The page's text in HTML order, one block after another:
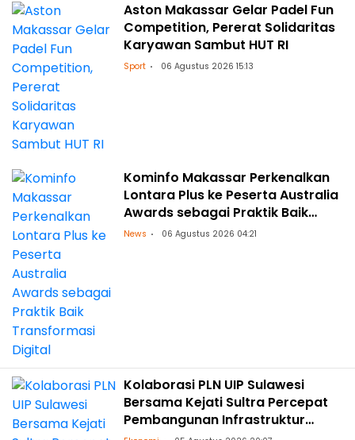
Aston Makassar Gelar Padel Fun
Competition, Pererat Solidaritas
Karyawan Sambut HUT RI
Sport 06 Agustus 2026 15:13
Kominfo Makassar Perkenalkan
Lontara Plus ke Peserta Australia
Awards sebagai Praktik Baik
Transformasi Digital
News 06 Agustus 2026 04:21
Kolaborasi PLN UIP Sulawesi
Bersama Kejati Sultra Percepat
Pembangunan Infrastruktur